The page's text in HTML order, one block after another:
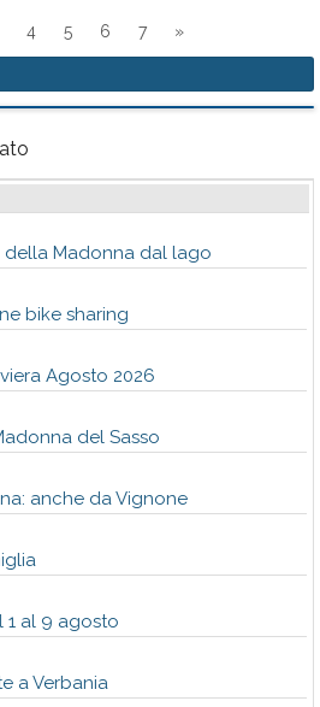
4 5 6 7 »
della Madonna dal lago
bike sharing
Agosto 2026
del Sasso
anche da Vignone
1 al 9 agosto
a Verbania